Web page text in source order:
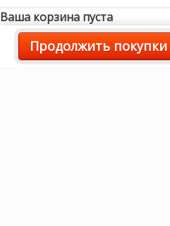
Ваша корзина пуста
Продолжить покупки